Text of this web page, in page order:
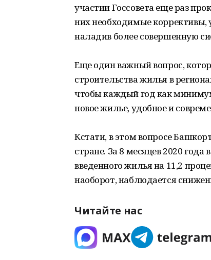
участии Госсовета еще раз
них необходимые коррективы,
наладив более совершенную
Еще один важный вопрос,
строительства жилья в
чтобы каждый год как
новое жилье, удобное и
Кстати, в этом вопросе
стране. За 8 месяцев 2020
введенного жилья на 11,2
наоборот, наблюдается
Читайте нас